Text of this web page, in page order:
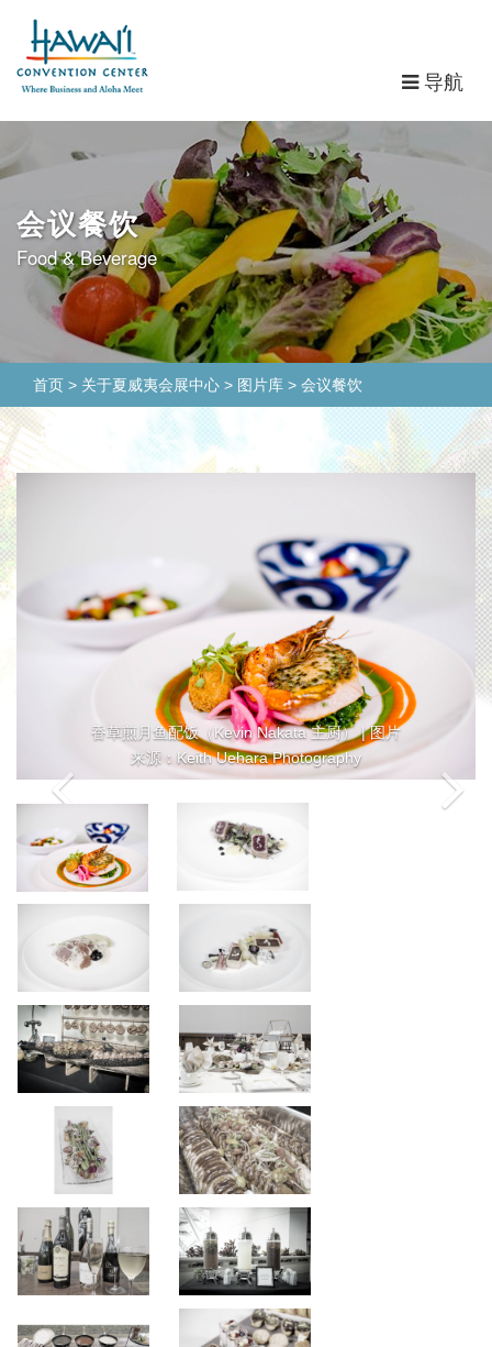
导导航
会议餐饮
Food & Beverage
首页 > 关于夏威夷会展中心 > 图片库 > 会议餐饮
香草煎月鱼配饭（Kevin Nakata 主厨） | 图片
来源：Keith Uehara Photography